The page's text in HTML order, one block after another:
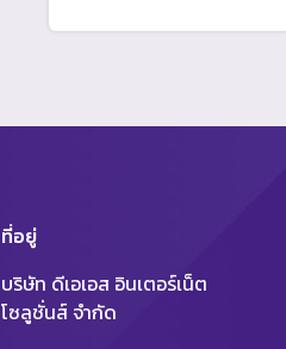
ที่อยู่
บริษัท ดีเอเอส อินเตอร์เน็ต
โซลูชั่นส์ จำกัด